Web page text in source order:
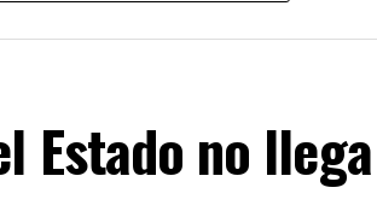
para tu radio.
Estado no llega